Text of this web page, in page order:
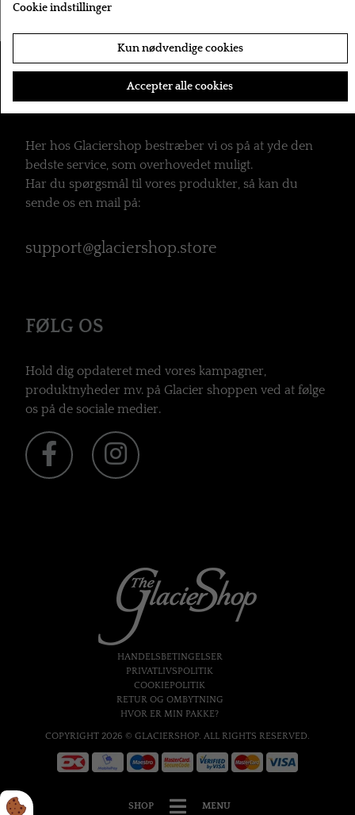
SHOP MENU
179,00 kr.
KUNDESERVICE
Her hos Glaciershop bestræber vi os på at yde den
bedste service, som overhovedet muligt.
Har du spørgsmål til vores produkter, så kan du
sende os en mail på:
support@glaciershop.store
FØLG OS
Hold dig opdateret med vores kampagner,
produktnyheder mv. på Glacier shoppen ved at følge
os på de sociale medier.
HANDELSBETINGELSER
PRIVATLIVSPOLITIK
COOKIEPOLITIK
RETUR OG OMBYTNING
HVOR ER MIN PAKKE?
COPYRIGHT 2026 © GLACIERSHOP. ALL RIGHTS RESERVED.
Cookie indstillinger
Kun nødvendige cookies
Accepter alle cookies